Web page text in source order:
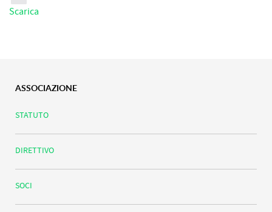
Scarica
ASSOCIAZIONE
STATUTO
DIRETTIVO
SOCI